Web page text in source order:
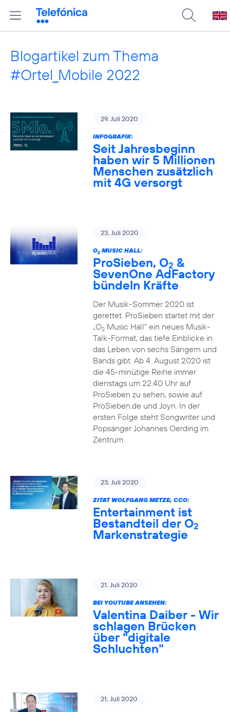
Blogartikel zum Thema
#Ortel_Mobile 2022
29. Juli 2020
INFOGRAFIK:
Seit Jahresbeginn
haben wir 5 Millionen
Menschen zusätzlich
mit 4G versorgt
23. Juli 2020
O2MUSIC HALL:
ProSieben, O2 &
SevenOne AdFactory
bündeln Kräfte
Der Musik-Sommer 2020 ist
gerettet. ProSieben startet mit der
„O2Music Hall“ ein neues Musik-
Talk-Format, das tiefe Einblicke in
das Leben von sechs Sängern und
Bands gibt. Ab 4. August 2020 ist
die 45-minütige Reihe immer
dienstags um 22.40 Uhr auf
ProSieben zu sehen, sowie auf
ProSieben.de und Joyn. In der
ersten Folge steht Songwriter und
Popsänger Johannes Oerding im
Zentrum.
23. Juli 2020
ZITAT WOLFGANG METZE, CCO:
Entertainment ist
Bestandteil der O2
Markenstrategie
21. Juli 2020
BEI YOUTUBE ANSEHEN:
Valentina Daiber - Wir
schlagen Brücken
über "digitale
Schluchten"
21. Juli 2020